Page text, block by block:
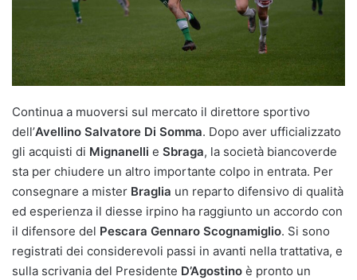
Continua a muoversi sul mercato il direttore sportivo
dell’Avellino Salvatore Di Somma. Dopo aver ufficializzato
gli acquisti di Mignanelli e Sbraga, la società biancoverde
sta per chiudere un altro importante colpo in entrata. Per
consegnare a mister Braglia un reparto difensivo di qualità
ed esperienza il diesse irpino ha raggiunto un accordo con
il difensore del Pescara Gennaro Scognamiglio. Si sono
registrati dei considerevoli passi in avanti nella trattativa, e
sulla scrivania del Presidente D’Agostino è pronto un